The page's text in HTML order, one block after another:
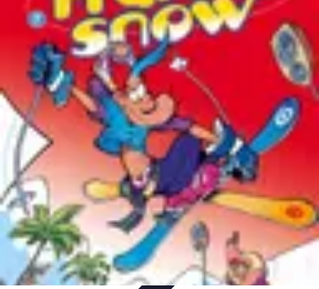
Coaching Training
Évaluation et MéthodesCoaching TrainingTechniques de
CoachingCoaching Personnel Compétences
Coaching Training